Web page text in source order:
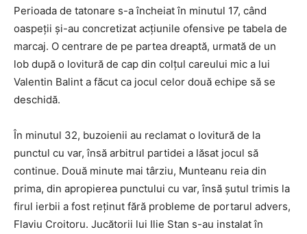
Perioada de tatonare s-a încheiat în minutul 17, când
oaspeţii şi-au concretizat acţiunile ofensive pe tabela de
marcaj. O centrare de pe partea dreaptă, urmată de un
lob după o lovitură de cap din colţul careului mic a lui
Valentin Balint a făcut ca jocul celor două echipe să se
deschidă.
În minutul 32, buzoienii au reclamat o lovitură de la
punctul cu var, însă arbitrul partidei a lăsat jocul să
continue. Două minute mai târziu, Munteanu reia din
prima, din apropierea punctului cu var, însă şutul trimis la
firul ierbii a fost reţinut fără probleme de portarul advers,
Flaviu Croitoru. Jucătorii lui Ilie Stan s-au instalat în